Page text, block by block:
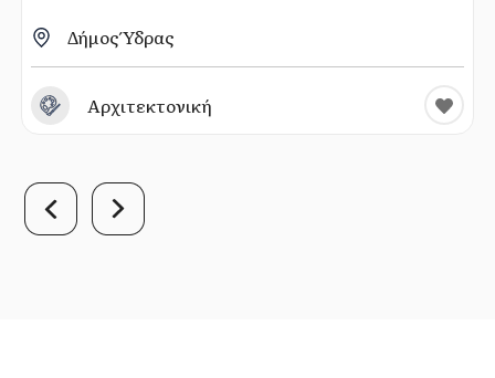
Δήμος Ύδρας
Αρχιτεκτονική